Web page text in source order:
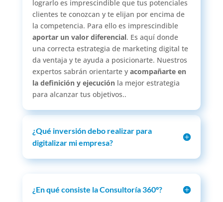
lograrlo es imprescindible que tus potenciales
clientes te conozcan y te elijan por encima de
la competencia. Para ello es imprescindible
aportar un valor diferencial. Es aquí donde
una correcta estrategia de marketing digital te
da ventaja y te ayuda a posicionarte. Nuestros
expertos sabrán orientarte y acompañarte en
la definición y ejecuciónla mejor estrategia
para alcanzar tus objetivos..
¿Qué inversión debo realizar para
digitalizar mi empresa?
¿En qué consiste la Consultoría 360º?